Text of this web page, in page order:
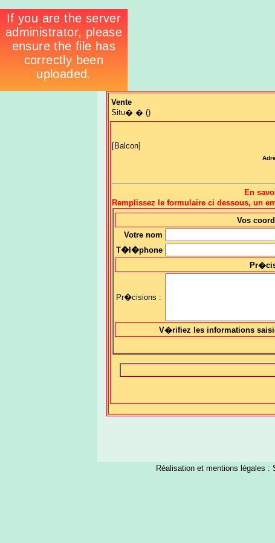
Vente
Situ� � ()
[Balcon]
En
Remplissez le formulaire ci dessous, un
Vos
Votre nom
T�l�phone
Pr�cisions :
V�rifiez les informations
Réalisation et mentions légales :